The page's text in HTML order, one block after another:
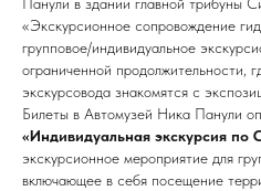
«Экскурсионное сопровождение
групповое/индивидуальное
ограниченной продолжительности,
экскурсовода знакомятся с
Билеты в Автомузей Ника Панули
«Индивидуальная экскурсия по
экскурсионное мероприятие для
включающее в себя посещение